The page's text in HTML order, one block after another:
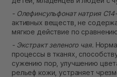
- Олефинсульфонат натрия
активных веществ, не
мягкое действие по
- Экстракт зеленого чая.
процессы в тканях,
сужению пор, улучшению
рельеф кожи, устраняет